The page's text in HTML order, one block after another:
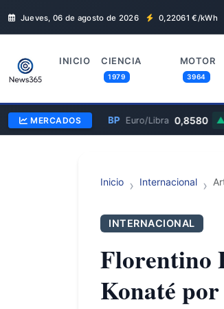
Jueves, 06 de agosto de 2026 0,22061 €/kWh
INICIO CIENCIA
1979
MOTOR
3964
MERCADOSEUR/GBP Euro/Libra 0,8580
Inicio Internacional
INTERNACIONAL
Florentino
Konaté